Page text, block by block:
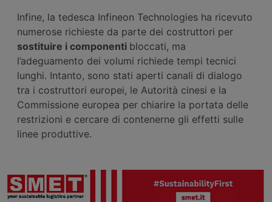
Infine, la tedesca Infineon Technologies ha ricevuto
numerose richieste da parte dei costruttori per
sostituire i componenti bloccati, ma
l’adeguamento dei volumi richiede tempi tecnici
lunghi. Intanto, sono stati aperti canali di dialogo
tra i costruttori europei, le Autorità cinesi e la
Commissione europea per chiarire la portata delle
restrizioni e cercare di contenerne gli effetti sulle
linee produttive.